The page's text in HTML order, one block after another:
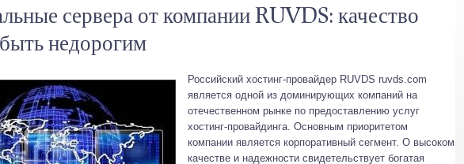
сервера от компании RUVDS: качество
недорогим
Российский хостинг-провайдер RUVDS ruvds.com
является одной из доминирующих компаний на
отечественном рынке по предоставлению услуг
хостинг-провайдинга. Основным приоритетом
компании является корпоративный сегмент. О высоком
качестве и надежности свидетельствует богатая